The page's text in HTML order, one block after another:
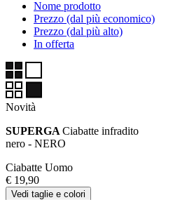
Nome prodotto
Prezzo (dal più economico)
Prezzo (dal più alto)
In offerta
Novità
SUPERGA Ciabatte infradito
nero - NERO
Ciabatte Uomo
€ 19,90
Vedi taglie e colori